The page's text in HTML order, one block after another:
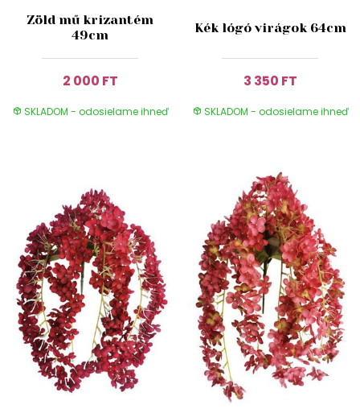
Zöld mű krizantém
49cm
2 000 FT
SKLADOM - odosielame ihneď
Kék lógó virágok 64cm
3 350 FT
SKLADOM - odosielame ihneď